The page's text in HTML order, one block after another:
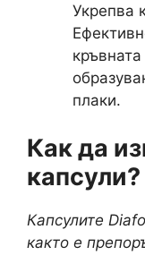
Укрепва
плаки.
Как да
капсули?
Капсулите
както е